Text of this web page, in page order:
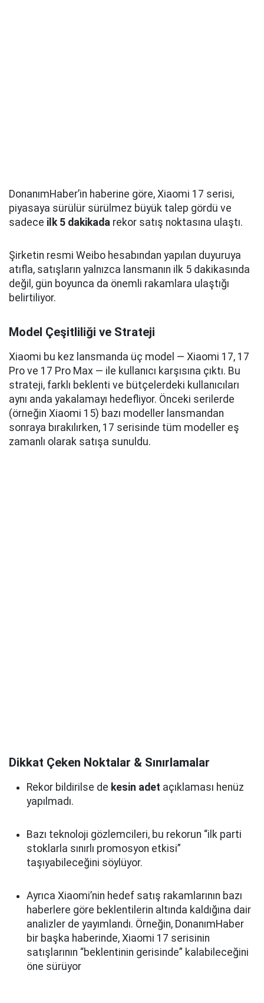
DonanımHaber’in haberine göre, Xiaomi 17 serisi,
piyasaya sürülür sürülmez büyük talep gördü ve
sadece ilk 5 dakikada rekor satış noktasına ulaştı.
Şirketin resmi Weibo hesabından yapılan duyuruya
atıfla, satışların yalnızca lansmanın ilk 5 dakikasında
değil, gün boyunca da önemli rakamlara ulaştığı
belirtiliyor.
Model Çeşitliliği ve Strateji
Xiaomi bu kez lansmanda üç model — Xiaomi 17, 17
Pro ve 17 Pro Max — ile kullanıcı karşısına çıktı. Bu
strateji, farklı beklenti ve bütçelerdeki kullanıcıları
aynı anda yakalamayı hedefliyor. Önceki serilerde
(örneğin Xiaomi 15) bazı modeller lansmandan
sonraya bırakılırken, 17 serisinde tüm modeller eş
zamanlı olarak satışa sunuldu.
Dikkat Çeken Noktalar & Sınırlamalar
Rekor bildirilse de kesin adet açıklaması henüz
yapılmadı.
Bazı teknoloji gözlemcileri, bu rekorun “ilk parti
stoklarla sınırlı promosyon etkisi”
taşıyabileceğini söylüyor.
Ayrıca Xiaomi’nin hedef satış rakamlarının bazı
haberlere göre beklentilerin altında kaldığına dair
analizler de yayımlandı. Örneğin, DonanımHaber
bir başka haberinde, Xiaomi 17 serisinin
satışlarının “beklentinin gerisinde” kalabileceğini
öne sürüyor